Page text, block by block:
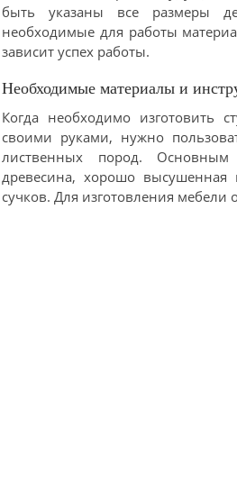
быть указаны все размеры
необходимые для работы
зависит успех работы.
Необходимые материалы и
Когда необходимо изготовить
своими руками, нужно
лиственных пород. Основным
древесина, хорошо
сучков. Для изготовления